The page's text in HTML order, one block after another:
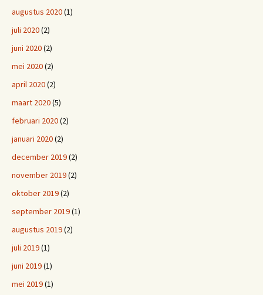
augustus 2020(1)
juli 2020(2)
juni 2020(2)
mei 2020(2)
april 2020(2)
maart 2020(5)
februari 2020(2)
januari 2020(2)
december 2019(2)
november 2019(2)
oktober 2019(2)
september 2019(1)
augustus 2019(2)
juli 2019(1)
juni 2019(1)
mei 2019(1)